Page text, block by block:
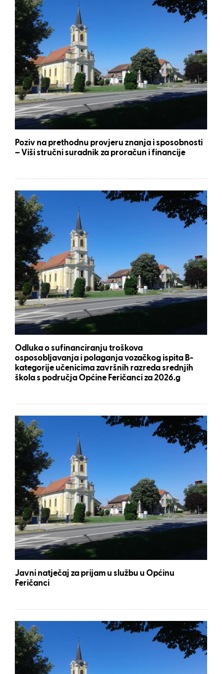
Poziv na prethodnu provjeru znanja i sposobnosti
– Viši stručni suradnik za proračun i financije
Odluka o sufinanciranju troškova
osposobljavanja i polaganja vozačkog ispita B-
kategorije učenicima završnih razreda srednjih
škola s područja Općine Feričanci za 2026.g
Javni natječaj za prijam u službu u Općinu
Feričanci